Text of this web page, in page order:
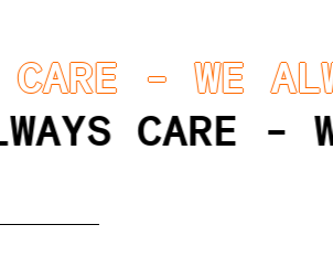
[+]
presupuesto
CARE - WE
CARE